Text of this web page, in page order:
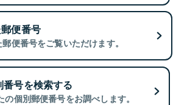
便番号
便番号をご覧いただけます。
号を検索する
個別郵便番号をお調べします。